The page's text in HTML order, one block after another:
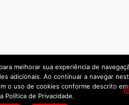
melhorar sua experiência de
adicionais. Ao continuar a navegar
o uso de cookies conforme descrito em
Política de Privacidade.